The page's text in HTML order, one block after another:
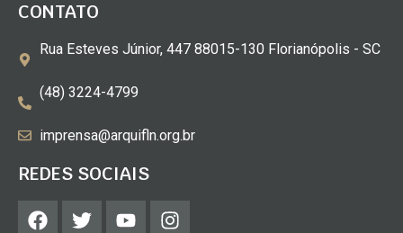
CONTATO
Rua Esteves Júnior, 447 88015-130 Florianópolis - SC
(48) 3224-4799
imprensa@arquifln.org.br
REDES SOCIAIS